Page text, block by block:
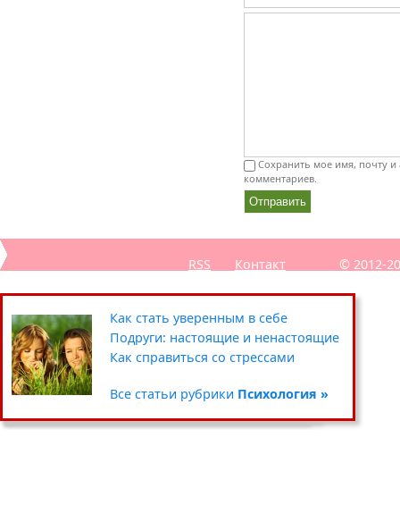
Сохранить мое имя, почту и
комментариев.
RSS Контакт © 2012-
Секреты похудения звёзд
Уход за кожей вокруг глаз
Умываемся правильно
Все статьи рубрики Красота »
Полезные советы: кухня
Чистка и хранение одежды
Цветочные горшки и кашпо
Все статьи рубрики Дом »
Путешествия
Сад-огород
Хенд мейд
Все статьи рубрики Хобби »
Как стать уверенным в себе
Подруги: настоящие и ненастоящие
Как справиться со стрессами
Все статьи рубрики Психология »